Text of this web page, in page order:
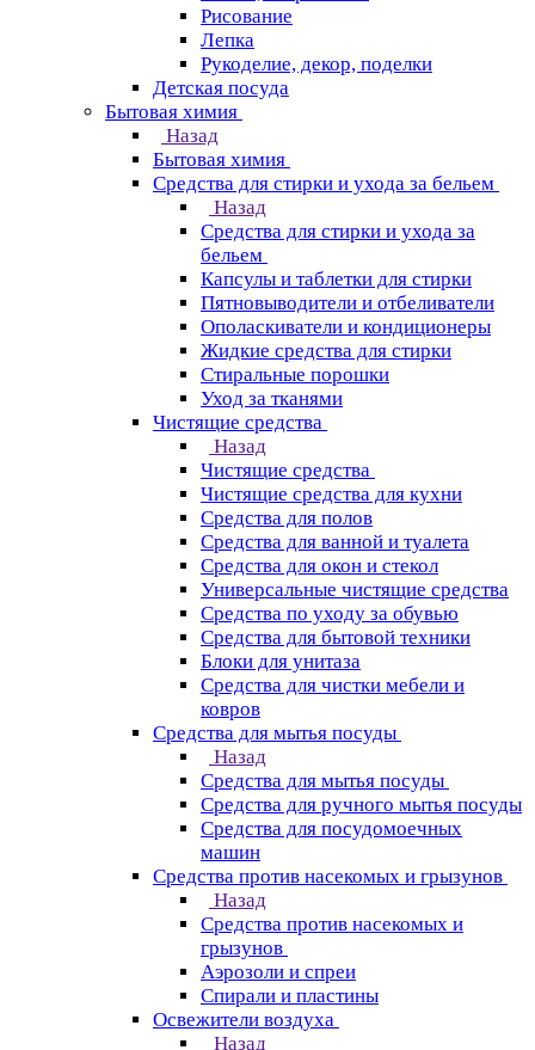
Рисование
Лепка
Рукоделие, декор, поделки
Детская посуда
Бытовая химия
Назад
Бытовая химия
Средства для стирки и ухода за бельем
Назад
Средства для стирки и ухода за
бельем
Капсулы и таблетки для стирки
Пятновыводители и отбеливатели
Ополаскиватели и кондиционеры
Жидкие средства для стирки
Стиральные порошки
Уход за тканями
Чистящие средства
Назад
Чистящие средства
Чистящие средства для кухни
Средства для полов
Средства для ванной и туалета
Средства для окон и стекол
Универсальные чистящие средства
Средства по уходу за обувью
Средства для бытовой техники
Блоки для унитаза
Средства для чистки мебели и
ковров
Средства для мытья посуды
Назад
Средства для мытья посуды
Средства для ручного мытья посуды
Средства для посудомоечных
машин
Средства против насекомых и грызунов
Назад
Средства против насекомых и
грызунов
Аэрозоли и спреи
Спирали и пластины
Освежители воздуха
Назад